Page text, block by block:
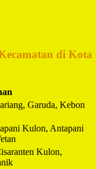
di Kota
Garuda, Kebon
Kulon, Antapani
Kulon,